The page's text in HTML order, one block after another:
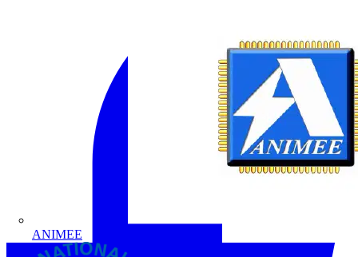
ANIMEE